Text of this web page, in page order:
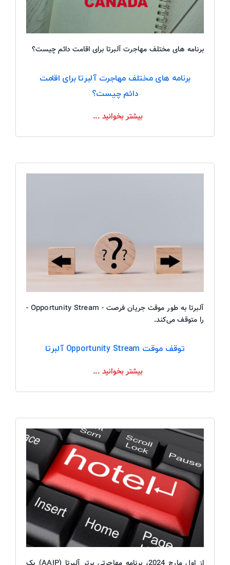
برنامه های مختلف مهاجرت آلبرتا برای اقامت دائم چیست؟
برنامه های مختلف مهاجرت آلبرتا برای اقامت
دائم چیست؟
بیشتر بخوانید ...
آلبرتا به طور موقت جریان فرصت - Opportunity Stream -
را متوقف می‌کند.
توقف موقت Opportunity Stream آلبرتا
بیشتر بخوانید ...